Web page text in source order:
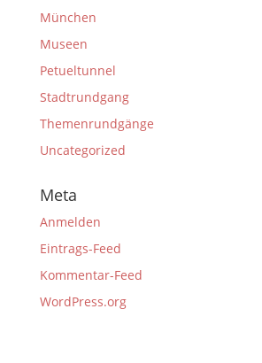
München
Museen
Petueltunnel
Stadtrundgang
Themenrundgänge
Uncategorized
Meta
Anmelden
Eintrags-Feed
Kommentar-Feed
WordPress.org